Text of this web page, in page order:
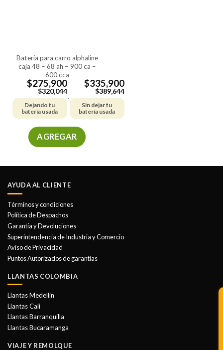
página
de
producto
batería para carro alphaline
caja 48 – 68 ah – 900 ca –
600 cca
$275,900
$320,044
Dejando tu
batería usada
-
$335,900
$389,644
Sin dejar tu
batería usada
AGREGAR
múltiples
Las
opciones
se
pueden
elegir
en
página
AYUDA AL CLIENTE
Términos y condiciones
Política de Despachos
Garantía y Devoluciones
Superintendencia de Industria y Comercio
Aviso de Privacidad
Puntos Autorizados de garantias
LLANTAS COLOMBIA
Llantas Medellin
Llantas Cali
Llantas Barranquilla
Llantas Bucaramanga
VIAJE Y REMOLQUE